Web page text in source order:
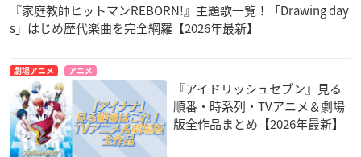
『家庭教師ヒットマンREBORN!』主題歌一覧！「Drawing day
s」はじめ歴代楽曲を完全網羅【2026年最新】
劇場アニメ アニメ
『アイドリッシュセブン』見る
順番・時系列・TVアニメ＆劇場
版全作品まとめ【2026年最新】